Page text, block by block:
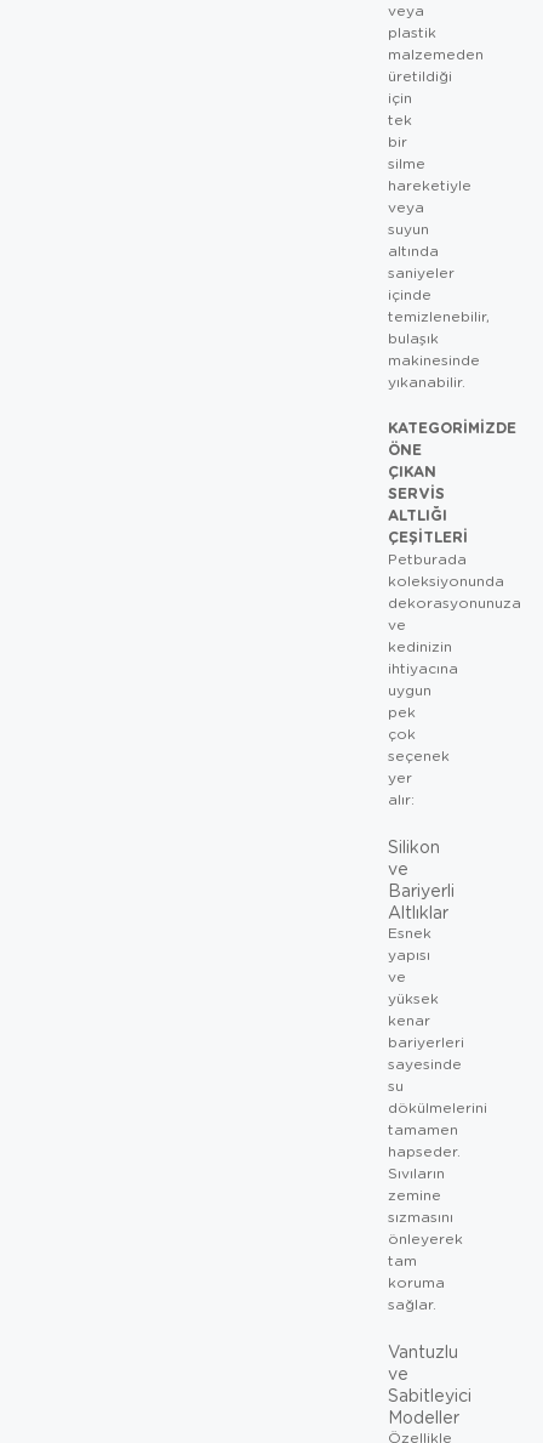
veya
plastik
malzemeden
üretildiği
için
tek
bir
silme
hareketiyle
veya
suyun
altında
saniyeler
içinde
temizlenebilir,
bulaşık
makinesinde
yıkanabilir.
KATEGORIMIZDE
ÖNE
ÇIKAN
SERVIS
ALTLIĞI
ÇEŞITLERI
Petburada
koleksiyonunda
dekorasyonunuza
ve
kedinizin
ihtiyacına
uygun
pek
çok
seçenek
yer
alır:
Silikon
ve
Bariyerli
Altlıklar
Esnek
yapısı
ve
yüksek
kenar
bariyerleri
sayesinde
su
dökülmelerini
tamamen
hapseder.
Sıvıların
zemine
sızmasını
önleyerek
tam
koruma
sağlar.
Vantuzlu
ve
Sabitleyici
Modeller
Özellikle